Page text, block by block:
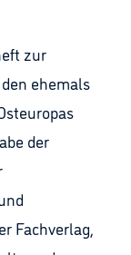
zur
ehemals
der
Fachverlag,